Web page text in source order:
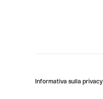
Informativa sulla privacy